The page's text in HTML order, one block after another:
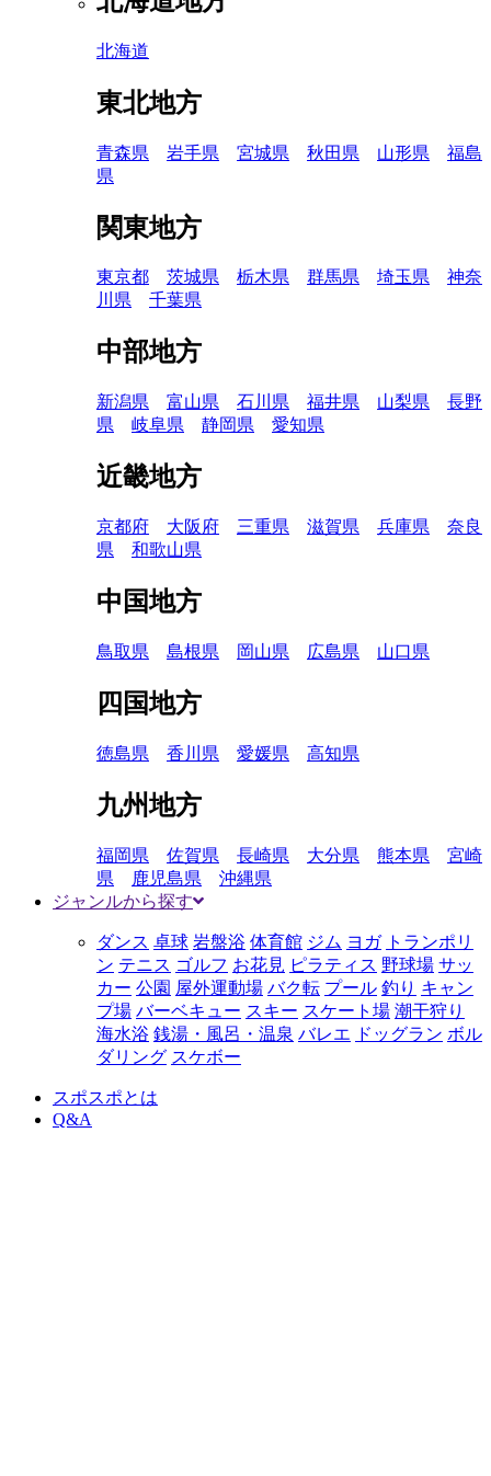
北海道
東北地方
青森県 岩手県 宮城県 秋田県 山形県
福島
県
関東地方
東京都 茨城県 栃木県 群馬県 埼玉県
神奈
川県
千葉県
中部地方
新潟県 富山県 石川県 福井県 山梨県
長野
県
岐阜県 静岡県 愛知県
近畿地方
京都府 大阪府 三重県 滋賀県 兵庫県
奈良
県
和歌山県
中国地方
鳥取県 島根県 岡山県 広島県 山口県
四国地方
徳島県 香川県 愛媛県 高知県
九州地方
福岡県 佐賀県 長崎県 大分県 熊本県
宮崎
県
鹿児島県
沖縄県
ジャンルから探す
ダンス 卓球 岩盤浴 体育館 ジム ヨガ トランポリ
ン テニス ゴルフ お花見 ピラティス 野球場 サッ
カー 公園 屋外運動場 バク転 プール 釣り キャン
プ場 バーベキュー スキー スケート場 潮干狩り
海水浴 銭湯・風呂・温泉 バレエ ドッグラン ボル
ダリング スケボー
スポスポとは
Q&A